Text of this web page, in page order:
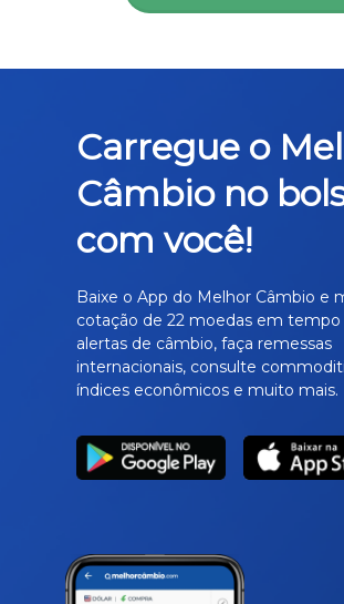
Carregue o
Câmbio no
com você!
Baixe o App do Melhor Câmbio e
cotação de 22 moedas em tempo
alertas de câmbio, faça remessas
internacionais, consulte
índices econômicos e muito mais.